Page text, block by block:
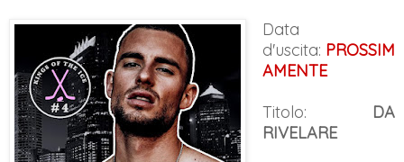
Data
d'uscita: PROSSIM
AMENTE
Titolo: DA
RIVELARE